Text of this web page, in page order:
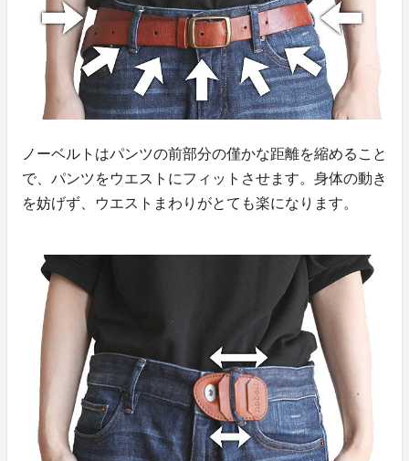
ノーベルトはパンツの前部分の僅かな距離を縮めること
で、パンツをウエストにフィットさせます。身体の動き
を妨げず、ウエストまわりがとても楽になります。